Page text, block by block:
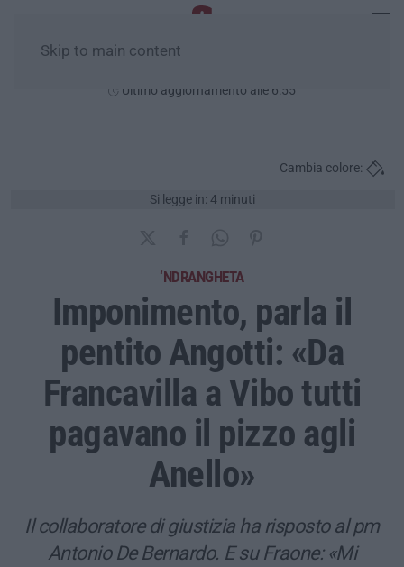
Skip to main content
Ultimo aggiornamento alle 6:55
Si legge in: 4 minuti
Cambia colore:
‘NDRANGHETA
Imponimento, parla il
pentito Angotti: «Da
Francavilla a Vibo tutti
pagavano il pizzo agli
Anello»
Il collaboratore di giustizia ha risposto al pm
Antonio De Bernardo. E su Fraone: «Mi